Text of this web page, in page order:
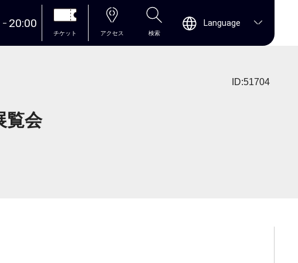
20:00
チケット アクセス 検索
Language
ID:51704
覧会